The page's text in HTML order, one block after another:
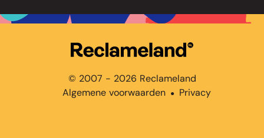
© 2007 - 2026 Reclameland
Algemene voorwaarden ● Privacy